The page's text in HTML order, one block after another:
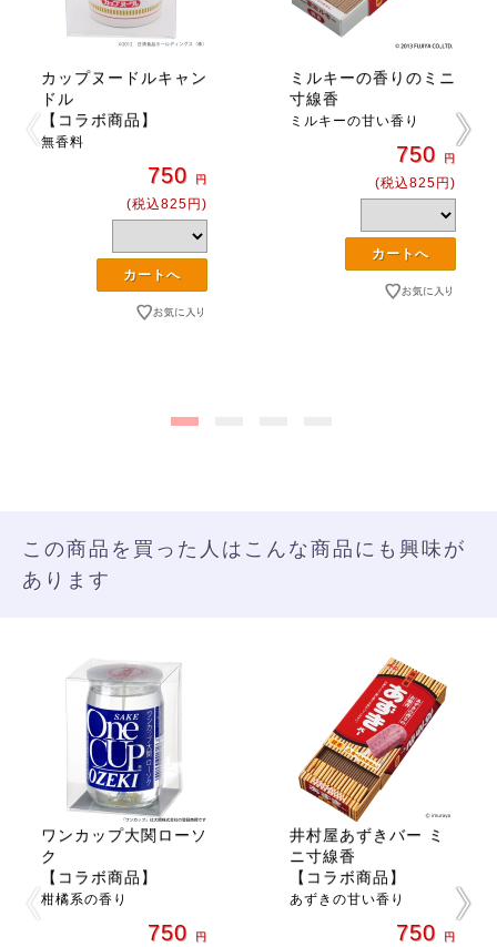
カップヌードルキャン
ドル
【コラボ商品】
無香料
750 円
(税込825円)
ミルキーの香りのミニ
寸線香
ミルキーの甘い香り
750 円
(税込825円)
この商品を買った人はこんな商品にも興味が
あります
ワンカップ大関ローソ
ク
【コラボ商品】
柑橘系の香り
750 円
井村屋あずきバー ミ
ニ寸線香
【コラボ商品】
あずきの甘い香り
750 円